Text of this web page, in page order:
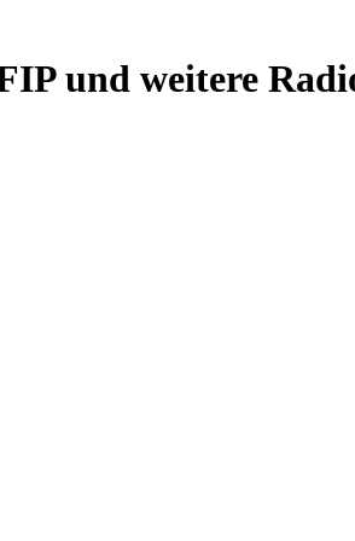
und weitere